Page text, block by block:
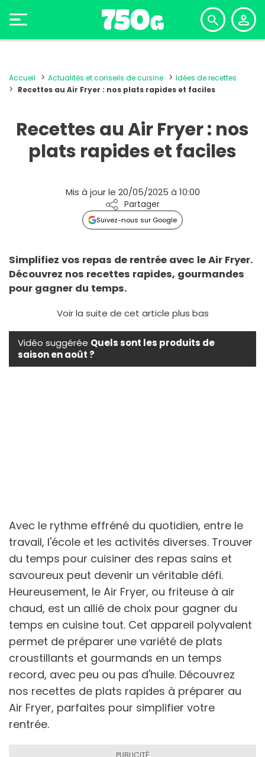
Accueil Actualités et conseils de cuisine
Idées de recettes
Recettes au Air Fryer : nos plats rapides et faciles
Recettes au Air Fryer : nos
plats rapides et faciles
Mis à jour le 20/05/2025 à 10:00
Partager
Suivez-nous sur Google
Simplifiez vos repas de rentrée avec le Air Fryer.
Découvrez nos recettes rapides, gourmandes
pour gagner du temps.
Voir la suite de cet article plus bas
Vidéo suggérée Quels sont les produits de
saison en août ?
Avec le rythme effréné du quotidien, entre le
travail, l'école et les activités diverses. Trouver
du temps pour cuisiner des repas sains et
savoureux peut devenir un véritable défi.
Heureusement, le Air Fryer, ou friteuse à air
chaud, est un allié de choix pour gagner du
temps en cuisine tout. Cet appareil polyvalent
permet de préparer une variété de plats
croustillants et gourmands en un temps
record, avec peu ou pas d'huile. Découvrez
nos recettes de plats rapides à préparer au
Air Fryer, parfaites pour simplifier votre
rentrée.